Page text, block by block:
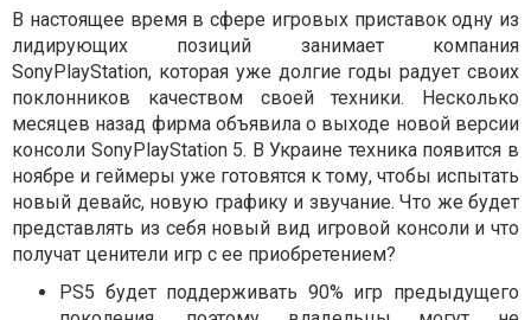
В настоящее время в сфере игровых приставок одну из
лидирующих позиций занимает компания
SonyPlayStation, которая уже долгие годы радует своих
поклонников качеством своей техники. Несколько
месяцев назад фирма объявила о выходе новой версии
консоли SonyPlayStation 5. В Украине техника появится в
ноябре и геймеры уже готовятся к тому, чтобы испытать
новый девайс, новую графику и звучание. Что же будет
представлять из себя новый вид игровой консоли и что
получат ценители игр с ее приобретением?
PS5 будет поддерживать 90% игр предыдущего